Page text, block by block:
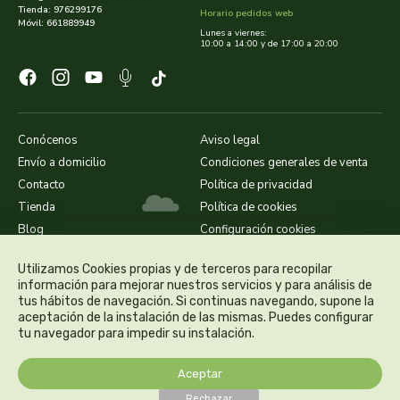
Utilizamos Cookies propias y de terceros para recopilar
información para mejorar nuestros servicios y para análisis de
tus hábitos de navegación. Si continuas navegando, supone la
aceptación de la instalación de las mismas. Puedes configurar
tu navegador para impedir su instalación.
Aceptar
Tienda: 976299176
Móvil: 661889949
Conócenos
Envío a domicilio
Contacto
Tienda
Blog
Aviso legal
Condiciones generales de venta
Política de privacidad
Política de cookies
Configuración cookies
Horario pedidos web
Lunes a viernes:
10:00 a 14:00 y de 17:00 a 20:00
rapunzel
saludviva
salus
saluz 33